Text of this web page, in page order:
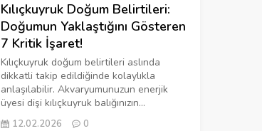
Kılıçkuyruk Doğum Belirtileri:
Doğumun Yaklaştığını Gösteren
7 Kritik İşaret!
Kılıçkuyruk doğum belirtileri aslında
dikkatli takip edildiğinde kolaylıkla
anlaşılabilir. Akvaryumunuzun enerjik
üyesi dişi kılıçkuyruk balığınızın...
12.02.2026 0